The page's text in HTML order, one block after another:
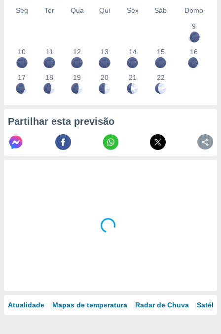
Seg Ter Qua Qui Sex Sáb
Domo
9
10 11 12 13 14 15 16
17 18 19 20 21 22
Partilhar esta previsão
Atualidade Mapas de temperatura Radar de Chuva